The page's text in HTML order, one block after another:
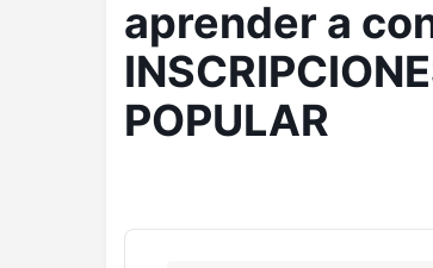
aprender a
POPULAR